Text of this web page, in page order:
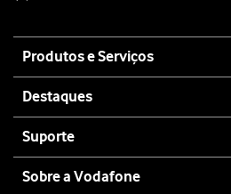
map
Produtos e Serviços
Destaques
Suporte
Sobre a Vodafone